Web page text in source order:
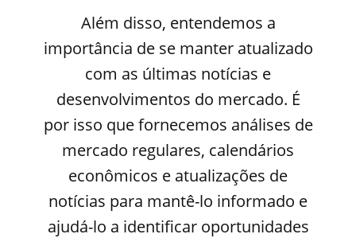
Além disso, entendemos a
importância de se manter atualizado
com as últimas notícias e
desenvolvimentos do mercado. É
por isso que fornecemos análises de
mercado regulares, calendários
econômicos e atualizações de
notícias para mantê-lo informado e
ajudá-lo a identificar oportunidades